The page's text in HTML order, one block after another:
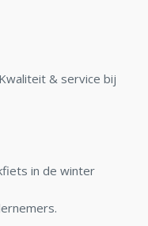
& service bij
in de winter